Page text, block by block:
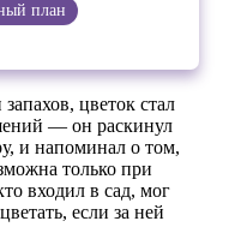
план
цветок стал
— он раскинул
и напоминал о том,
только при
входил в сад, мог
если за ней